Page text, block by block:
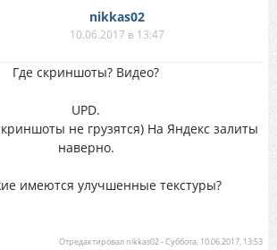
nikkas02
10.06.2017 в 13:47
Где скриншоты? Видео?
UPD.
не грузятся) На Яндекс залиты
наверно.
имеются улучшенные текстуры?
Отредактировал nikkas02-Суббота, 10.06.2017, 13:53